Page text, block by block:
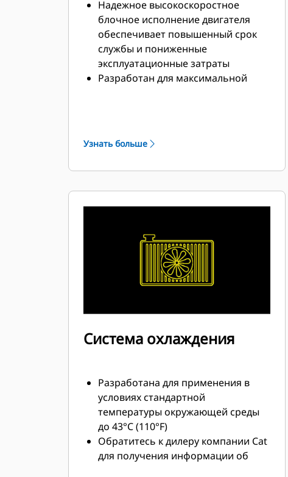
Надежное высокоскоростное
блочное исполнение двигателя
обеспечивает повышенный срок
службы и пониженные
эксплуатационные затраты
Разработан для максимальной
давлением и водородной смеси
Простая камера сгорания
использовании топлива
Передовые технологии систем
соотношения компонентов
топливной смеси позволяют
значительно снизить выбросы и
повысить эффективность работы
Один электронный блок
функции двигателя: зажигание,
топливной смеси и защиту
двигателя
Узнать больше
Система охлаждения
Разработана для применения в
условиях стандартной
температуры окружающей среды
до 43°C (110°F)
Обратитесь к дилеру компании Cat
для получения информации об